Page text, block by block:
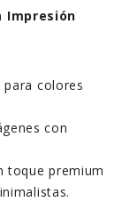
Impresión
colores
con
toque premium